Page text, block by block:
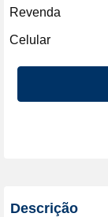
Revenda
Celular
Descrição